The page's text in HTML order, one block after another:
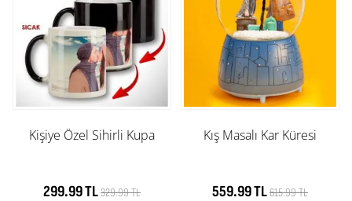
Kişiye Özel Sihirli Kupa
299.99 TL329.99 TL
Kış Masalı Kar Küresi
559.99 TL615.99 TL